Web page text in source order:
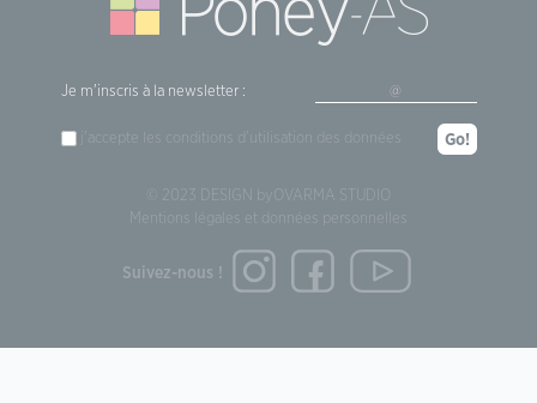
OVARMA STUDIO
Mentions légales et données personnelles
Je m'inscris à la newsletter :
j'accepte les conditions d'utilisation des données Go!
Suivez-nous !